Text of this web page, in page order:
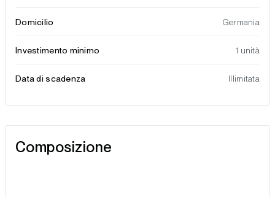
Domicilio Germania
Investimento minimo 1 unità
Data di scadenza Illimitata
Composizione